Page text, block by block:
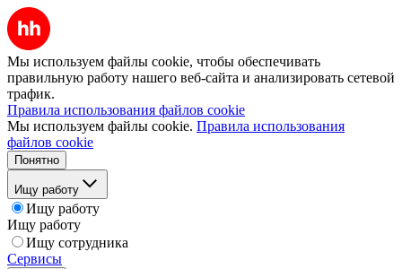
Мы используем файлы cookie, чтобы обеспечивать
правильную работу нашего веб-сайта и анализировать сетевой
трафик.
Правила использования файлов cookie
Мы используем файлы cookie. Правила использования
файлов cookie
Понятно
Ищу работу
Ищу работу
Ищу работу
Ищу сотрудника
Сервисы